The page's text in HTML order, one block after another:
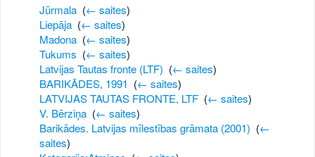
Jūrmala‎ (← saites)
Liepāja‎ (← saites)
Madona‎ (← saites)
Tukums (← saites)
Latvijas Tautas fronte (LTF) (← saites)
BARIKĀDES, 1991 (← saites)
LATVIJAS TAUTAS FRONTE, LTF‎ (← saites)
V. Bērziņa‎ (← saites)
Barikādes. Latvijas mīlestības grāmata (2001) (←
saites)